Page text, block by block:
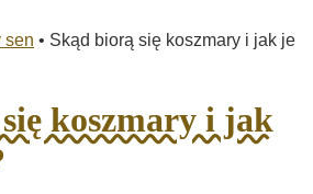
sen • Skąd biorą się koszmary i jak je
koszmary i jak